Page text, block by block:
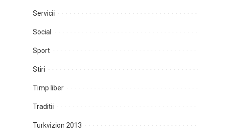
Servicii
Social
Sport
Stiri
Timp liber
Traditii
Turkvizion 2013